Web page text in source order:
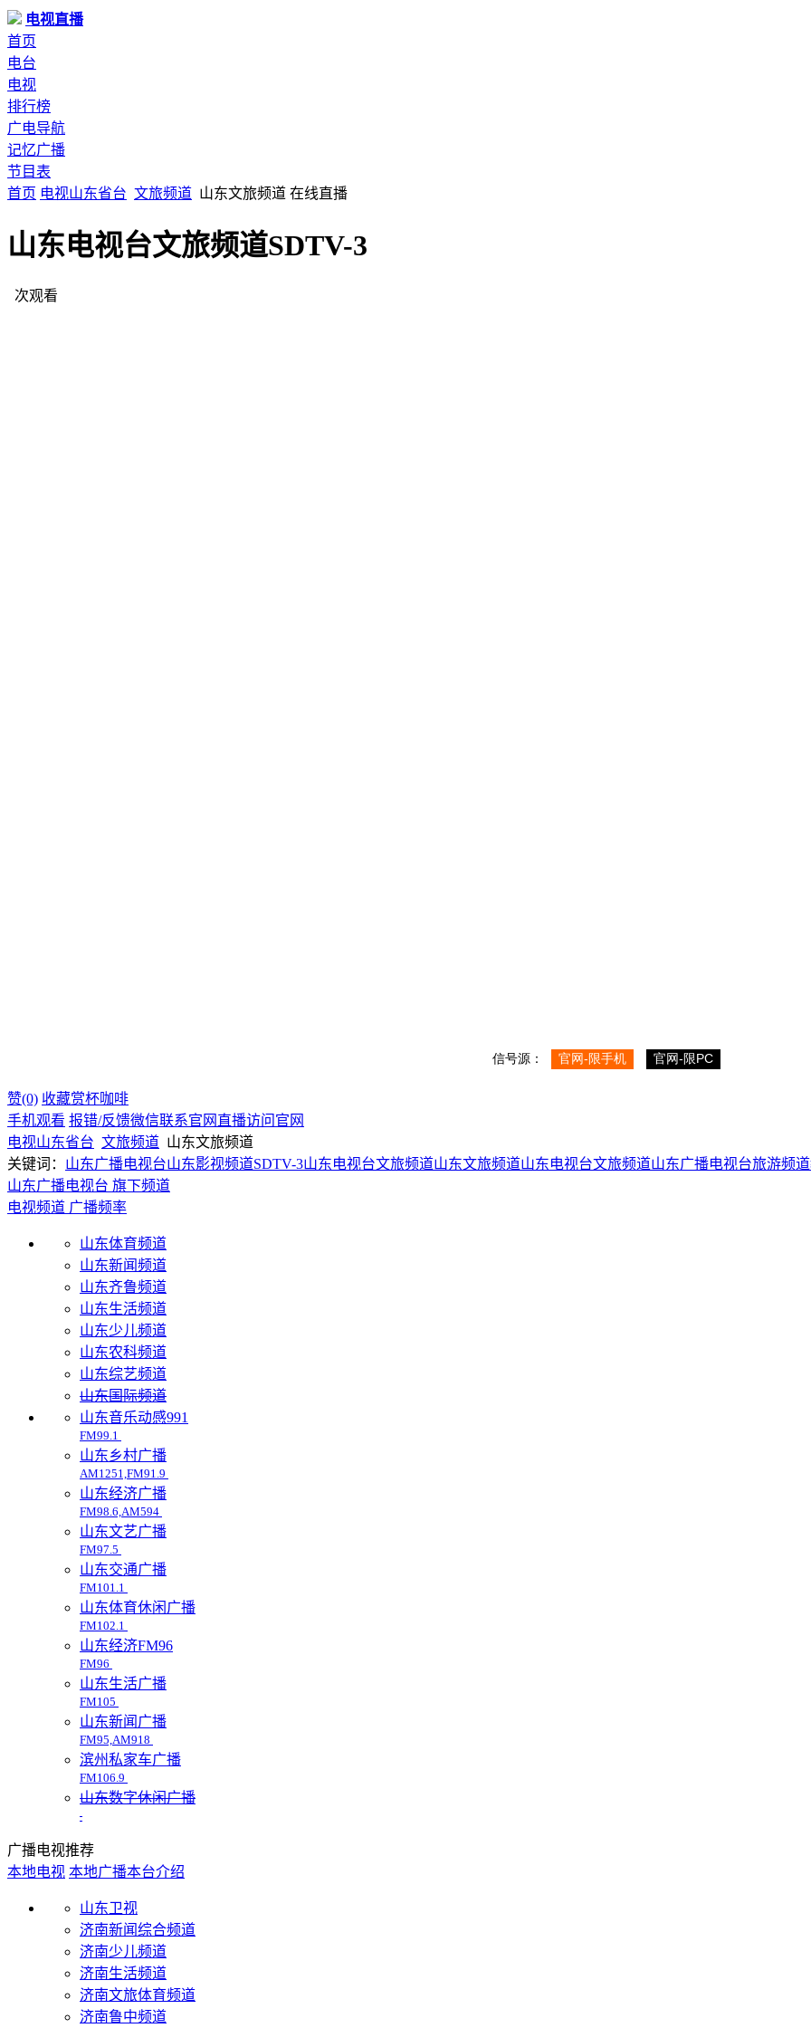
电视直播
首页
电台
电视
排行榜
广电导航
记忆广播
节目表
首页 电视山东省台 文旅频道 山东文旅频道 在线直播
山东电视台文旅频道SDTV-3
次观看
赞(0) 收藏赏杯咖啡
手机观看 报错/反馈微信联系官网直播访问官网
电视山东省台 文旅频道 山东文旅频道
关键词： 山东广播电视台山东影视频道SDTV-3山东电视台文旅频道山东文旅频道山东电视台文旅频道山东广播电视台旅游频道
山东广播电视台 旗下频道
电视频道 广播频率
山东体育频道
山东新闻频道
山东齐鲁频道
山东生活频道
山东少儿频道
山东农科频道
山东综艺频道
山东国际频道
山东音乐动感991
FM99.1
山东乡村广播
AM1251,FM91.9
山东经济广播
FM98.6,AM594
山东文艺广播
FM97.5
山东交通广播
FM101.1
山东体育休闲广播
FM102.1
山东经济FM96
FM96
山东生活广播
FM105
山东新闻广播
FM95,AM918
滨州私家车广播
FM106.9
山东数字休闲广播
广播电视推荐
本地电视 本地广播本台介绍
山东卫视
济南新闻综合频道
济南少儿频道
济南生活频道
济南文旅体育频道
济南鲁中频道